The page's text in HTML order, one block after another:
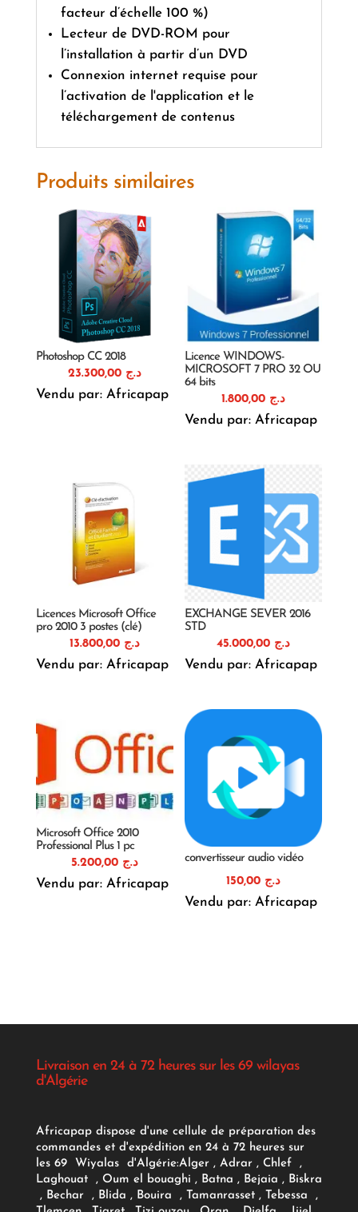
facteur d’échelle 100 %)
Lecteur de DVD-ROM pour
l’installation à partir d’un DVD
Connexion internet requise pour
l’activation de l'application et le
téléchargement de contenus
Produits similaires
Photoshop CC 2018
د.ج 23.300,00
Vendu par: Africapap
Licence WINDOWS-
MICROSOFT 7 PRO 32 OU
64 bits
د.ج
Vendu par: Africapap
Licences Microsoft Office
pro 2010 3 postes (clé)
د.ج 13.800,00
Vendu par: Africapap
EXCHANGE SEVER 2016
STD
د.ج
Vendu par: Africapap
Microsoft Office 2010
Professional Plus 1 pc
د.ج 5.200,00
Vendu par: Africapap
convertisseur audio vidéo
د.ج
Vendu par: Africapap
Livraison en 24 à 72 heures sur les 69 wilayas
d'Algérie
Africapap dispose d'une cellule de préparation des
commandes et d'expédition en 24 à 72 heures sur
les 69 Wiyalas d'Algérie:Alger , Adrar, Chlef ,
Laghouat , Oum el bouaghi , Batna , Bejaia , Biskra
, Bechar , Blida , Bouira , Tamanrasset , Tebessa ,